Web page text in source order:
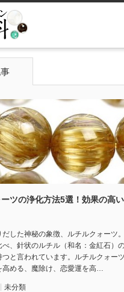
ツの浄化方法5選！効果の高
だした神秘の象徴、ルチルクォーツ
べ、針状のルチル（和名：金紅石）
つと言われています。ルチルクォー
高める、魔除け、恋愛運を高…
未分類